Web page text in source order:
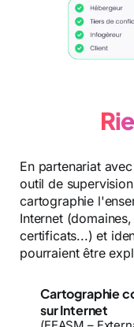
En partenariat
outil de
cartographie
Internet
certificats...) et
pourraient être
Cartographie
sur Internet